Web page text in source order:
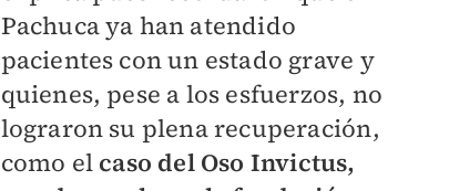
Pachuca ya han atendido
pacientes con un estado grave y
quienes, pese a los esfuerzos, no
lograron su plena recuperación,
como el caso del Oso Invictus,